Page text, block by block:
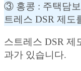
③ 홍콩 : 주택담
트레스 DSR 제도
스트레스 DSR 제
과가 있습니다.